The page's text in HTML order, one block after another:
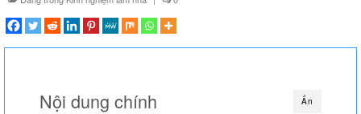
Thi công nhà phố
Ẩn
Nội dung chính